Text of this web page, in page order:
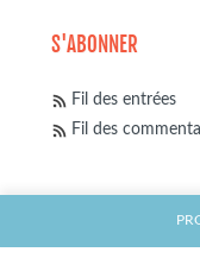
S'ABONNER
Fil des entrées
Fil des